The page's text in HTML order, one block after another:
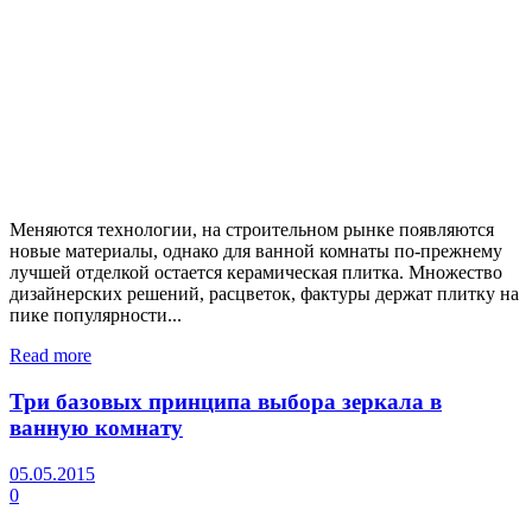
Меняются технологии, на строительном рынке появляются
новые материалы, однако для ванной комнаты по-прежнему
лучшей отделкой остается керамическая плитка. Множество
дизайнерских решений, расцветок, фактуры держат плитку на
пике популярности...
Read more
Три базовых принципа выбора зеркала в
ванную комнату
05.05.2015
0